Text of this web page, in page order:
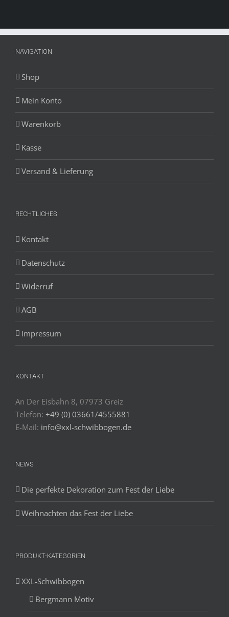
NAVIGATION
Shop
Mein Konto
Warenkorb
Kasse
Versand & Lieferung
RECHTLICHES
Kontakt
Datenschutz
Widerruf
AGB
Impressum
KONTAKT
An Der Eisbahn 8, 07973 Greiz
Telefon: +49 (0) 03661/4555881
E-Mail: info@xxl-schwibbogen.de
NEWS
Die perfekte Dekoration zum Fest der Liebe
Weihnachten das Fest der Liebe
PRODUKT-KATEGORIEN
XXL-Schwibbogen
Bergmann Motiv